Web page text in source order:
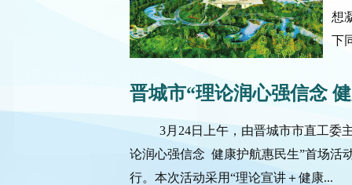
想
下
晋城市“理论润心强信念
3月24日上午，由晋城市市直工委
论润心强信念 健康护航惠民生”首场活
行。本次活动采用“理论宣讲＋健康...